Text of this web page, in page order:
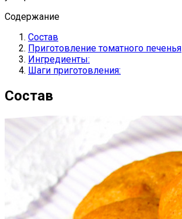
Содержание
Состав
Приготовление томатного печенья
Ингредиенты:
Шаги приготовления:
Состав